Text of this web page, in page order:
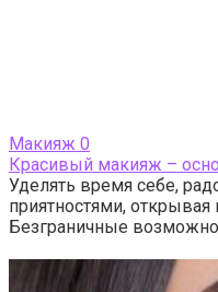
Макияж 0
Красивый макияж –
Уделять время себе,
приятностями,
Безграничные